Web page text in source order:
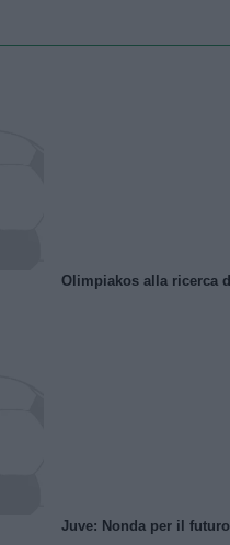
Olimpiakos alla ricerca
Juve: Nonda per il futuro